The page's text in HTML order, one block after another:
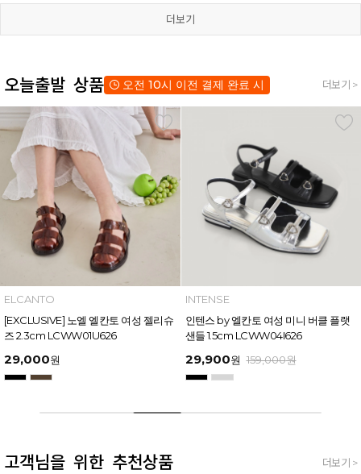
더보기
오늘출발 상품 오전 10시 이전 결제 완료 시 더보기 >
INTENSE
인텐스 by 엘칸토 여성 미니 버클 플랫
샌들 1.5cm LCWW04I626
29,900원
MAZZ
마쯔 by 엘칸토 여성 링크 장식 플랫폼
샌들 6cm LCWW50M626
54,400원 169,000원
고객님을 위한 추천상품 더보기 >